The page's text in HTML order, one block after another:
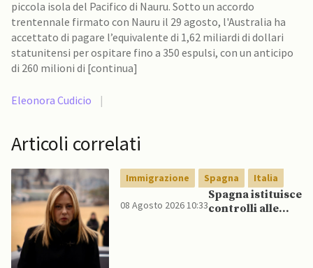
piccola isola del Pacifico di Nauru. Sotto un accordo
trentennale firmato con Nauru il 29 agosto, l'Australia ha
accettato di pagare l’equivalente di 1,62 miliardi di dollari
statunitensi per ospitare fino a 350 espulsi, con un anticipo
di 260 milioni di [continua]
Eleonora Cudicio |
Articoli correlati
Immigrazione Spagna Italia
08 Agosto 2026 10:33
Spagna istituisce
controlli alle